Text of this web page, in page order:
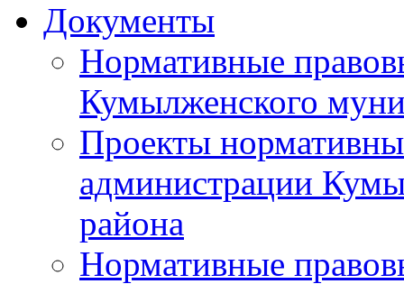
Документы
Нормативные
Кумылженского
Проекты
администрации
района
Нормативные